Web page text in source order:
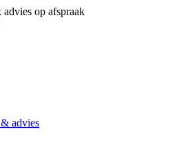
op afspraak
& advies